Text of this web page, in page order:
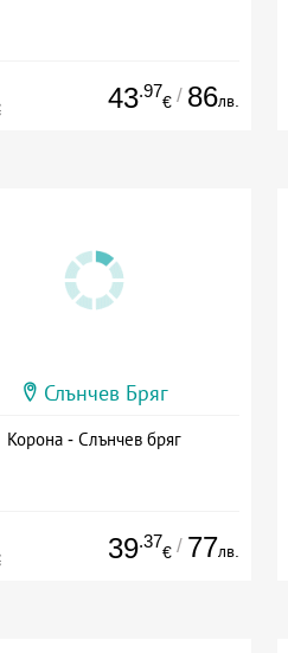
43.97
€ / 86лв.
Слънчев Бряг
Корона - Слънчев бряг
39.37
€ / 77лв.